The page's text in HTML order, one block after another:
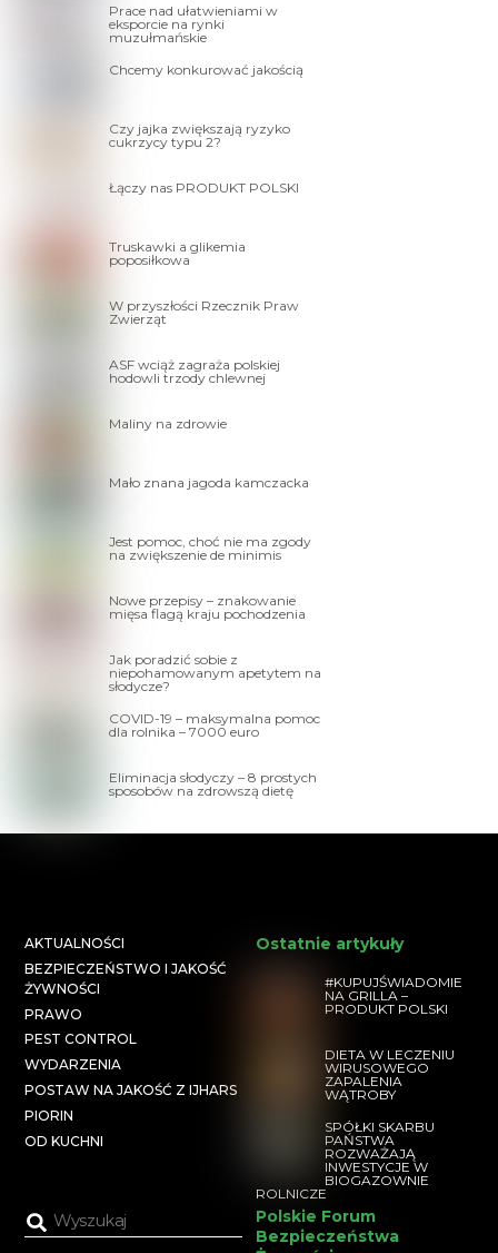
Prace nad ułatwieniami w
eksporcie na rynki
muzułmańskie
Chcemy konkurować jakością
Czy jajka zwiększają ryzyko
cukrzycy typu 2?
Łączy nas PRODUKT POLSKI
Truskawki a glikemia
poposiłkowa
W przyszłości Rzecznik Praw
Zwierząt
ASF wciąż zagraża polskiej
hodowli trzody chlewnej
Maliny na zdrowie
Mało znana jagoda kamczacka
Jest pomoc, choć nie ma zgody
na zwiększenie de minimis
Nowe przepisy – znakowanie
mięsa flagą kraju pochodzenia
Jak poradzić sobie z
niepohamowanym apetytem na
słodycze?
COVID-19 – maksymalna pomoc
dla rolnika – 7000 euro
Eliminacja słodyczy – 8 prostych
sposobów na zdrowszą dietę
AKTUALNOŚCI
BEZPIECZEŃSTWO I JAKOŚĆ
ŻYWNOŚCI
PRAWO
PEST CONTROL
WYDARZENIA
POSTAW NA JAKOŚĆ Z IJHARS
PIORIN
OD KUCHNI
Ostatnie artykuły
#KUPUJŚWIADOMIE
NA GRILLA –
PRODUKT POLSKI
DIETA W LECZENIU
WIRUSOWEGO
ZAPALENIA
WĄTROBY
SPÓŁKI SKARBU
PAŃSTWA
ROZWAŻAJĄ
INWESTYCJE W
BIOGAZOWNIE
ROLNICZE
Polskie Forum
Bezpieczeństwa